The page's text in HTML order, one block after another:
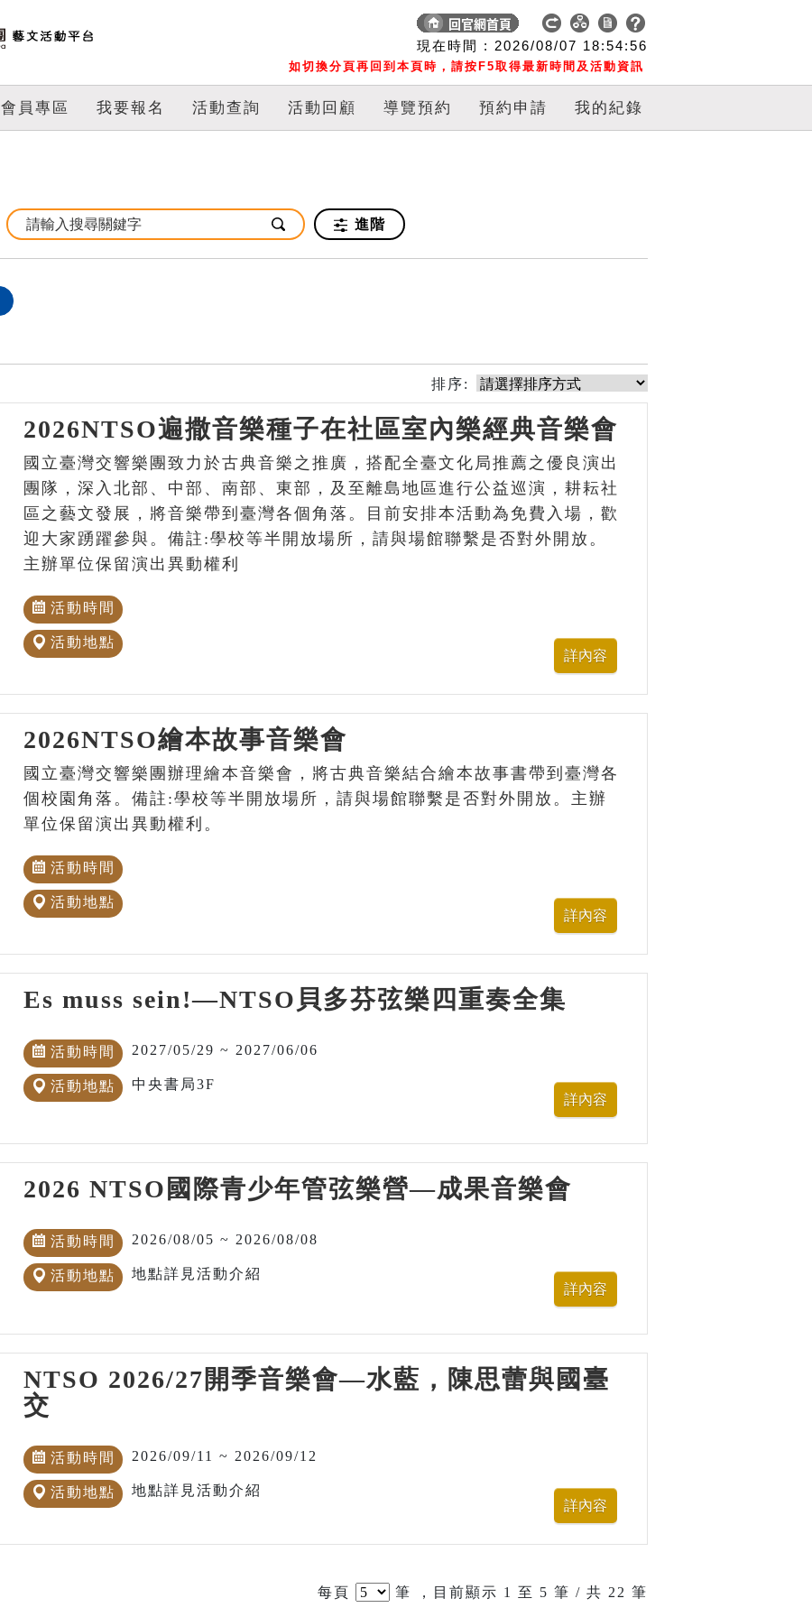
現在時間 : 2026/08/07 18:54:57
如切換分頁再回到本頁時，請按F5取得最新時間及活動資訊
會員專區 我要報名 活動查詢 活動回顧 導覽預約 預約申請 我的紀錄
進階
排序:
2026NTSO遍撒音樂種子在社區室內樂經典音樂會
國立臺灣交響樂團致力於古典音樂之推廣，搭配全臺文化局推薦之優良演出
團隊，深入北部、中部、南部、東部，及至離島地區進行公益巡演，耕耘社
區之藝文發展，將音樂帶到臺灣各個角落。目前安排本活動為免費入場，歡
迎大家踴躍參與。備註:學校等半開放場所，請與場館聯繫是否對外開放。
主辦單位保留演出異動權利
活動時間
活動地點
2026NTSO繪本故事音樂會
國立臺灣交響樂團辦理繪本音樂會，將古典音樂結合繪本故事書帶到臺灣各
個校園角落。備註:學校等半開放場所，請與場館聯繫是否對外開放。主辦
單位保留演出異動權利。
活動時間
活動地點
Es muss sein!—NTSO貝多芬弦樂四重奏全集
活動時間 2027/05/29 ~ 2027/06/06
活動地點 中央書局3F
2026 NTSO國際青少年管弦樂營—成果音樂會
活動時間 2026/08/05 ~ 2026/08/08
活動地點 地點詳見活動介紹
NTSO 2026/27開季音樂會—水藍，陳思蕾與國臺
交
活動時間 2026/09/11 ~ 2026/09/12
活動地點 地點詳見活動介紹
每頁 筆 ，目前顯示 1 至 5 筆 / 共 22 筆